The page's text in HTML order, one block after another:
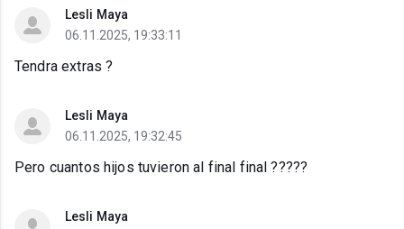
Lesli Maya
06.11.2025, 19:33:11
Tendra extras ?
Lesli Maya
06.11.2025, 19:32:45
Pero cuantos hijos tuvieron al final final ?????
Lesli Maya